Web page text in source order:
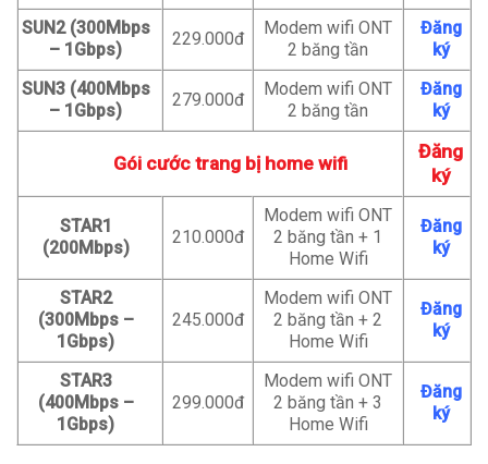
SUN2 (300Mbps
– 1Gbps)
229.000đ
Modem wifi ONT
2 băng tần
Đăng
ký
SUN3 (400Mbps
– 1Gbps)
279.000đ
Modem wifi ONT
2 băng tần
Đăng
ký
Gói cước trang bị home wifi
Đăng
ký
STAR1
(200Mbps)
210.000đ
Modem wifi ONT
2 băng tần + 1
Home Wifi
Đăng
ký
STAR2
(300Mbps –
1Gbps)
245.000đ
Modem wifi ONT
2 băng tần + 2
Home Wifi
Đăng
ký
STAR3
(400Mbps –
1Gbps)
299.000đ
Modem wifi ONT
2 băng tần + 3
Home Wifi
Đăng
ký